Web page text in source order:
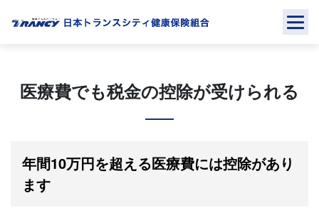
医療費でも税金の控除が受けられる
年間10万円を超える医療費には控除があり
ます